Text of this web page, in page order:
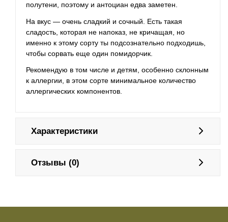
полутени, поэтому и антоциан едва заметен.
На вкус — очень сладкий и сочный. Есть такая
сладость, которая не напоказ, не кричащая, но
именно к этому сорту ты подсознательно подходишь,
чтобы сорвать еще один помидорчик.
Рекомендую в том числе и детям, особенно склонным
к аллергии, в этом сорте минимальное количество
аллергических компонентов.
Характеристики
Отзывы (0)